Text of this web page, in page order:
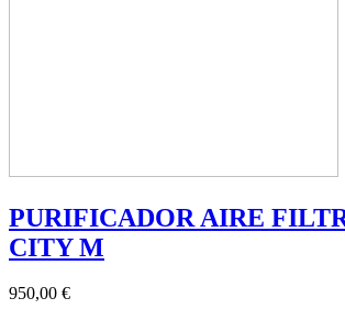
PURIFICADOR AIRE
CITY M
950,00 €